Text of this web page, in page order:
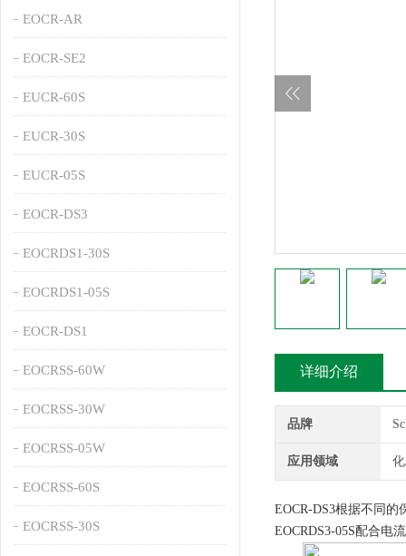
EOCR-AR
EOCR-SE2
EUCR-60S
EUCR-30S
EUCR-05S
EOCR-DS3
EOCRDS1-30S
EOCRDS1-05S
EOCR-DS1
EOCRSS-60W
EOCRSS-30W
EOCRSS-05W
EOCRSS-60S
EOCRSS-30S
详细介绍
品牌
应用领域
EOCR-DS3根据不同的
EOCRDS3-05S配合电